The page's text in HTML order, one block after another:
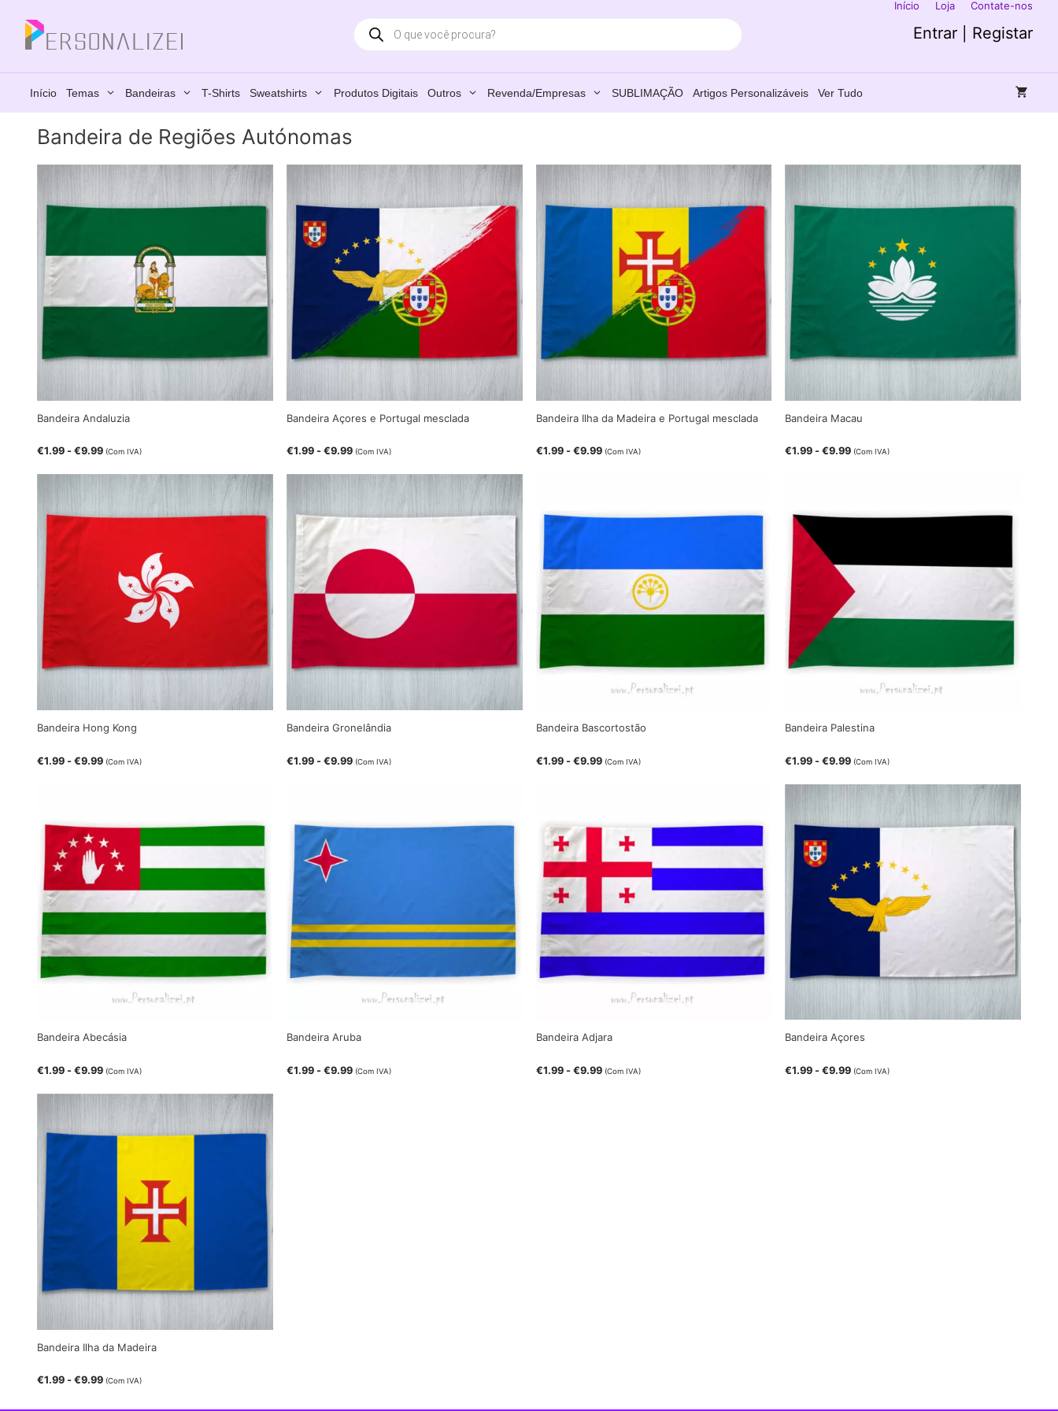
conteúdo
Início Loja Contate-nos
Entrar | Registar
Products
search
Início Temas Bandeiras T-Shirts Sweatshirts Produtos Digitais Outros Revenda/Empresas SUBLIMAÇÃO Artigos Personalizáveis Ver Tudo
Bandeira de Regiões Autónomas
Bandeira Andaluzia
€1.99 - €9.99 (Com IVA)
Bandeira Açores e Portugal mesclada
€1.99- €9.99 (Com IVA)
Bandeira Ilha da Madeira e Portugal mesclada
€1.99- €9.99 (Com IVA)
Bandeira Macau
€1.99 -€9.99 (Com IVA)
Bandeira Hong Kong
€1.99 - €9.99 (Com IVA)
Bandeira Gronelândia
€1.99- €9.99 (Com IVA)
Bandeira Bascortostão
€1.99- €9.99 (Com IVA)
Bandeira Palestina
€1.99 -€9.99 (Com IVA)
Bandeira Abecásia
€1.99 - €9.99 (Com IVA)
Bandeira Aruba
€1.99- €9.99 (Com IVA)
Bandeira Adjara
€1.99- €9.99 (Com IVA)
Bandeira Açores
€1.99 -€9.99 (Com IVA)
Bandeira Ilha da Madeira
€1.99 - €9.99 (Com IVA)